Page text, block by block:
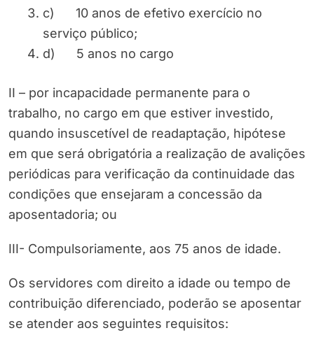
c) 10 anos de efetivo exercício no
serviço público;
d) 5 anos no cargo
II – por incapacidade permanente para o
trabalho, no cargo em que estiver investido,
quando insuscetível de readaptação, hipótese
em que será obrigatória a realização de avalições
periódicas para verificação da continuidade das
condições que ensejaram a concessão da
aposentadoria; ou
III- Compulsoriamente, aos 75 anos de idade.
Os servidores com direito a idade ou tempo de
contribuição diferenciado, poderão se aposentar
se atender aos seguintes requisitos: